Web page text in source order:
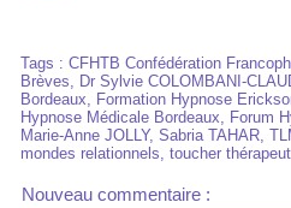
Tags : CFHTB Confédération
Brèves, Dr Sylvie COLOMBANI-
Bordeaux, Formation Hypnose
Hypnose Médicale Bordeaux, Forum
Marie-Anne JOLLY, Sabria TAHAR,
mondes relationnels, toucher
Nouveau commentaire :